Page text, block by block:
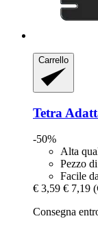
Carrello
Tetra
-50%
Alta
Pezzo
Facile
€ 3,59 € 7,19
Consegna